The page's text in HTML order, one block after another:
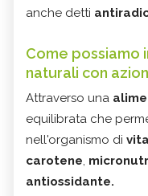
anche detti
Come
naturali con
Attraverso una
equilibrata che
nell'organismo di
carotene,
antiossidante.